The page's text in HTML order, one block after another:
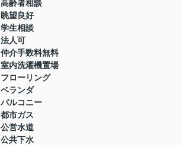
高齢者相談
眺望良好
学生相談
法人可
仲介手数料無料
室内洗濯機置場
フローリング
ベランダ
バルコニー
都市ガス
公営水道
公共下水